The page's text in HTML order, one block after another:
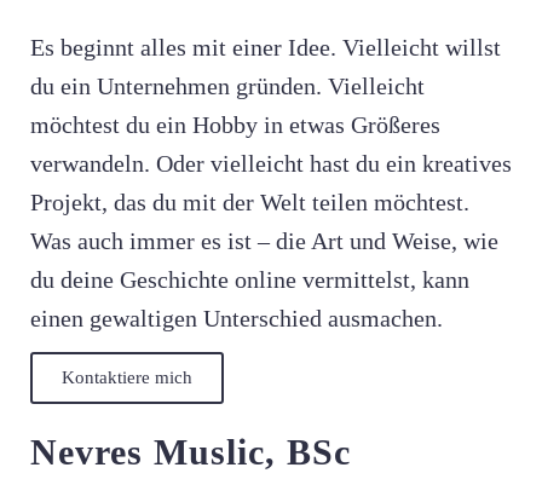
Es beginnt alles mit einer Idee. Vielleicht willst
du ein Unternehmen gründen. Vielleicht
möchtest du ein Hobby in etwas Größeres
verwandeln. Oder vielleicht hast du ein kreatives
Projekt, das du mit der Welt teilen möchtest.
Was auch immer es ist – die Art und Weise, wie
du deine Geschichte online vermittelst, kann
einen gewaltigen Unterschied ausmachen.
Kontaktiere mich
Nevres Muslic, BSc